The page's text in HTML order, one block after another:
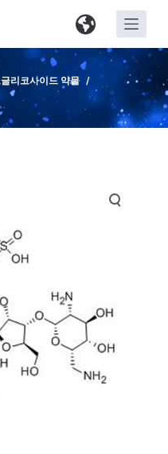
리코사이드 약물 /